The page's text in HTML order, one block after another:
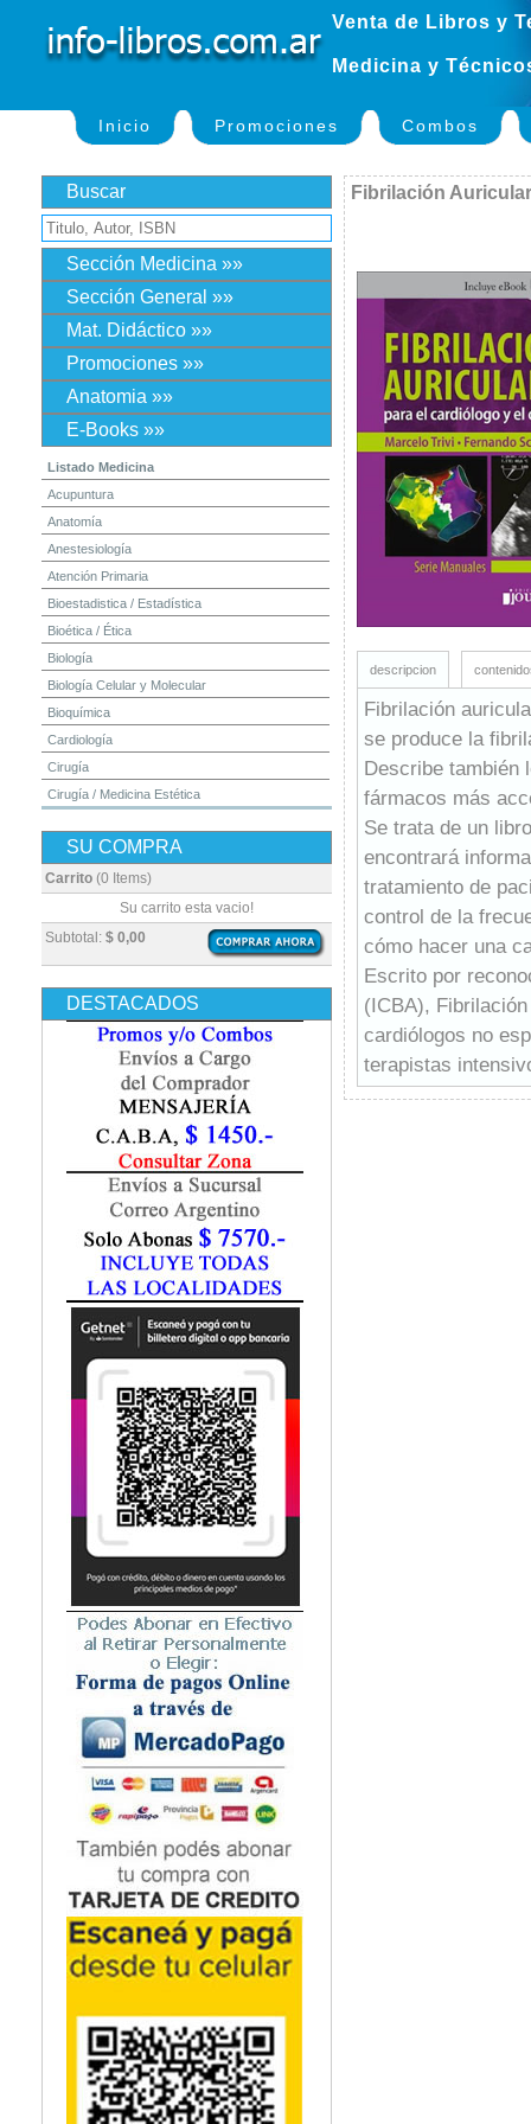
Venta de Libros y
Medicina y
Inicio Promociones Combos
Buscar
Sección Medicina »»
Sección General »»
Mat. Didáctico »»
Promociones »»
Anatomia »»
E-Books »»
Listado Medicina
Acupuntura
Anatomía
Anestesiología
Atención Primaria
Bioestadistica / Estadística
Bioética / Ética
Biología
Biología Celular y Molecular
Bioquímica
Cardiología
Cirugía
Cirugía / Medicina Estética
Dermatología
Diagnóstico por Imagen / Radiología
Embriología
Enfermería
Epidemiología
Farmacia / Farmacología
Fisiatría / Kinesiología
Fisiología / Fisiopatología
Fonoaudiología
Gastroenterología
Geriatría
Ginecología / Obstetricia
Hematología
Histología
Homeopatía
Infectología
Inmunología
Instrumentación Quirurgica
Medicina del Deporte / Rehabilitación
Medicina Emergencias / Urgencias
Medicina Forense / Legal
Medicina General
Medicina Interna
Microbiología
Nefrología
Neonatología / Pediatría
Neumología
Neuroanatomía / Neurociencia
Neurocirugía
Neurología
Nutrición
Odontología
Oftalmología
Oncología / Cuidados Paliativos
Ortopedía / Traumatología
Osteopatía
Otorrinolaringología
Podología
Psicología
Psiquiatría
Química
SU COMPRA
Carrito (0 Items)
Subtotal: $ 0,00
Su carrito esta vacio!
DESTACADOS
Fibrilación
descripcion
Fibrilación
se produce la
Describe también
fármacos más
Se trata de un
encontrará
tratamiento de
control de la
cómo hacer una
Escrito por
(ICBA),
cardiólogos no
terapistas